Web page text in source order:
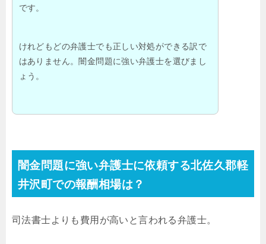
です。
けれどもどの弁護士でも正しい対処ができる訳で
はありません。闇金問題に強い弁護士を選びまし
ょう。
闇金問題に強い弁護士に依頼する北佐久郡軽
井沢町での報酬相場は？
司法書士よりも費用が高いと言われる弁護士。